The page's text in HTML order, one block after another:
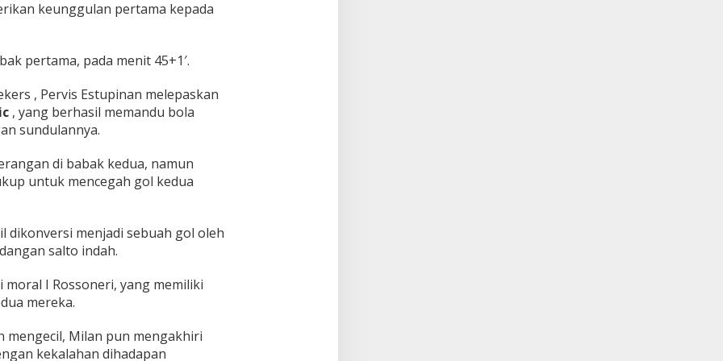
keunggulan pertama kepada
pertama, pada menit 45+1′.
, Pervis Estupinan melepaskan
, yang berhasil memandu bola
sundulannya.
di babak kedua, namun
untuk mencegah gol kedua
dikonversi menjadi sebuah gol oleh
salto indah.
I Rossoneri, yang memiliki
mereka.
mengecil, Milan pun mengakhiri
kekalahan dihadapan